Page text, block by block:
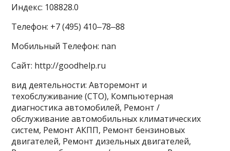
Индекс: 108828.0
Телефон: +7 (495) 410‒78‒88
Мобильный Телефон: nan
Сайт: http://goodhelp.ru
вид деятельности: Авторемонт и
техобслуживание (СТО), Компьютерная
диагностика автомобилей, Ремонт /
обслуживание автомобильных климатических
систем, Ремонт АКПП, Ремонт бензиновых
двигателей, Ремонт дизельных двигателей,